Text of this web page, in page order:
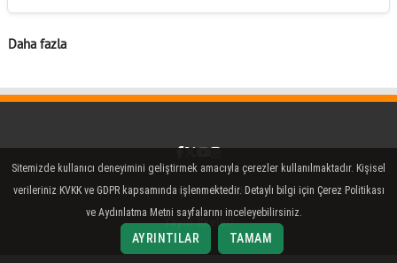
Daha fazla
Facebook
Twitter (X)
YouTube
Instagram
Rss Künye İletişim Çerez Politikası
Gizlilik İlkeleri
Yayın İlkeleri
Sitemizde kullanıcı deneyimini geliştirmek amacıyla çerezler kullanılmaktadır. Kişisel
verileriniz KVKK ve GDPR kapsamında işlenmektedir. Detaylı bilgi için Çerez Politikası
ve Aydınlatma Metni sayfalarını inceleyebilirsiniz.
AYRINTILAR TAMAM